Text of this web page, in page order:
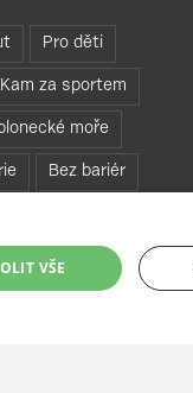
Pro děti
Kam za sportem
moře
Bez bariér
VŠE